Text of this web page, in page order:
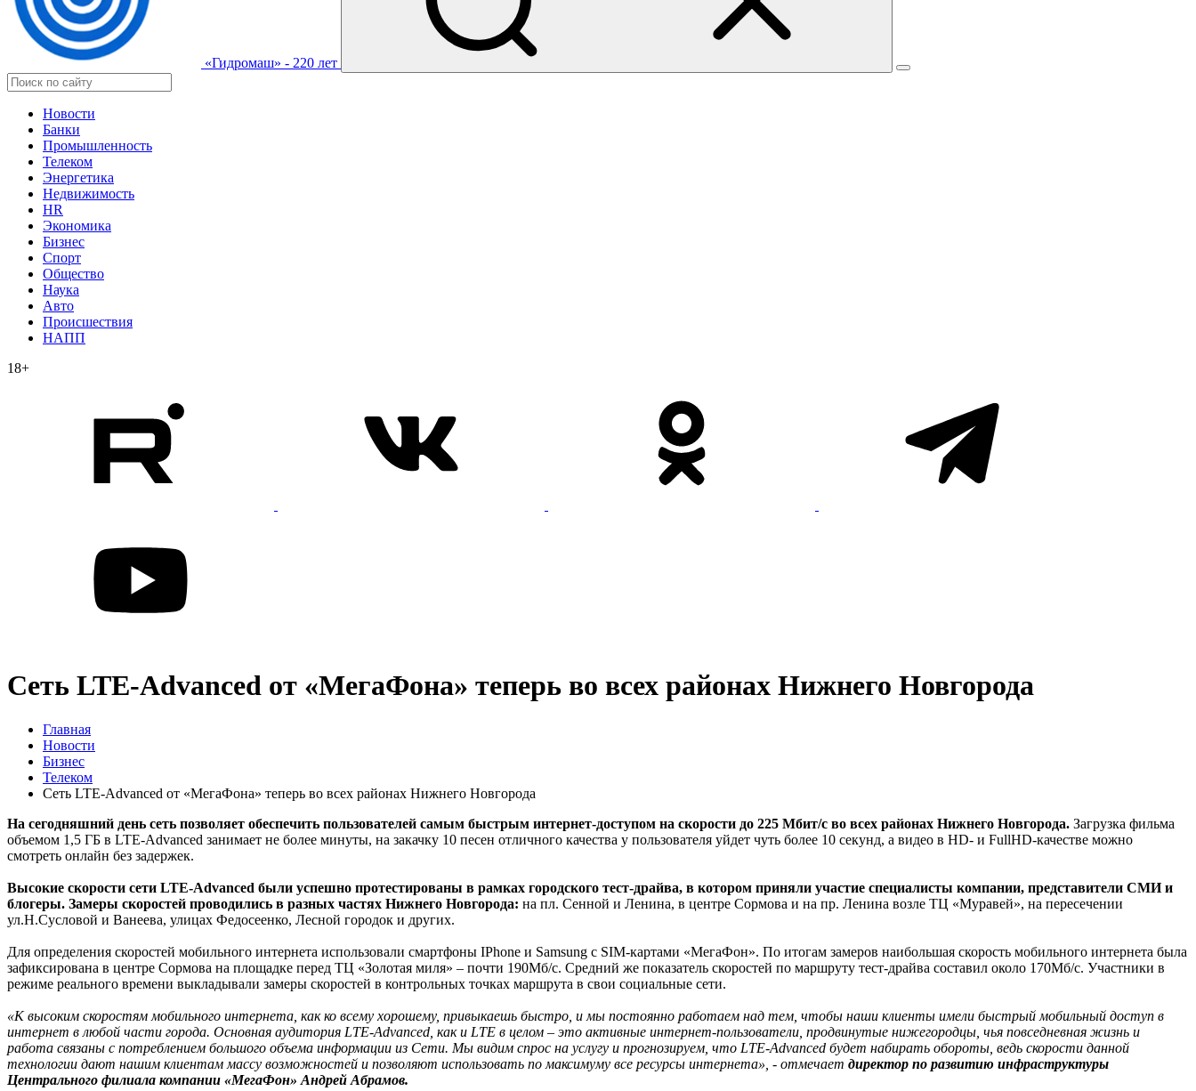
«Гидромаш» - 220 лет
Новости
Банки
Промышленность
Телеком
Энергетика
Недвижимость
HR
Экономика
Бизнес
Спорт
Общество
Наука
Авто
Происшествия
НАПП
18+
Сеть LTE-Advanced от «МегаФона» теперь во всех районах Нижнего Новгорода
Главная
Новости
Бизнес
Телеком
Сеть LTE-Advanced от «МегаФона» теперь во всех районах Нижнего Новгорода
На сегодняшний день сеть позволяет обеспечить пользователей самым быстрым интернет-доступом на скорости до 225 Мбит/с во всех районах Нижнего Новгорода. Загрузка фильма
объемом 1,5 ГБ в LTE-Advanced занимает не более минуты, на закачку 10 песен отличного качества у пользователя уйдет чуть более 10 секунд, а видео в HD- и FullHD-качестве можно
смотреть онлайн без задержек.
Высокие скорости сети LTE-Advanced были успешно протестированы в рамках городского тест-драйва, в котором приняли участие специалисты компании, представители СМИ и
блогеры. Замеры скоростей проводились в разных частях Нижнего Новгорода: на пл. Сенной и Ленина, в центре Сормова и на пр. Ленина возле ТЦ «Муравей», на пересечении
ул.Н.Сусловой и Ванеева, улицах Федосеенко, Лесной городок и других.
Для определения скоростей мобильного интернета использовали смартфоны IPhone и Samsung с SIM-картами «МегаФон». По итогам замеров наибольшая скорость мобильного интернета была
зафиксирована в центре Сормова на площадке перед ТЦ «Золотая миля» – почти 190Мб/с. Средний же показатель скоростей по маршруту тест-драйва составил около 170Мб/с. Участники в
режиме реального времени выкладывали замеры скоростей в контрольных точках маршрута в свои социальные сети.
«К высоким скоростям мобильного интернета, как ко всему хорошему, привыкаешь быстро, и мы постоянно работаем над тем, чтобы наши клиенты имели быстрый мобильный доступ в
интернет в любой части города. Основная аудитория LTE-Advanced, как и LTE в целом – это активные интернет-пользователи, продвинутые нижегородцы, чья повседневная жизнь и
работа связаны с потреблением большого объема информации из Сети. Мы видим спрос на услугу и прогнозируем, что LTE-Advanced будет набирать обороты, ведь скорости данной
технологии дают нашим клиентам массу возможностей и позволяют использовать по максимуму все ресурсы интернета», - отмечает директор по развитию инфраструктуры
Центрального филиала компании «МегаФон» Андрей Абрамов.